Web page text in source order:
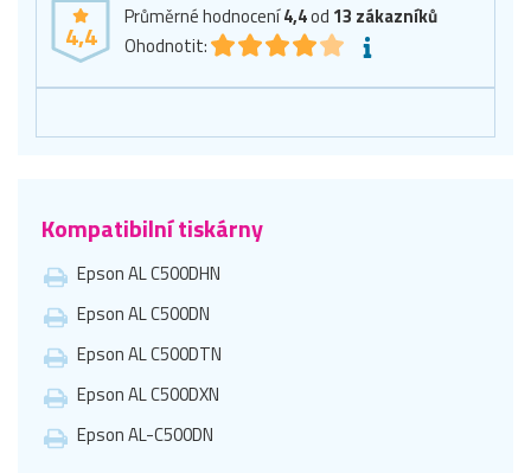
4,4
Průměrné hodnocení4,4od 13 zákazníků
Ohodnotit:
Kompatibilní tiskárny
Epson AL C500DHN
Epson AL C500DN
Epson AL C500DTN
Epson AL C500DXN
Epson AL-C500DN